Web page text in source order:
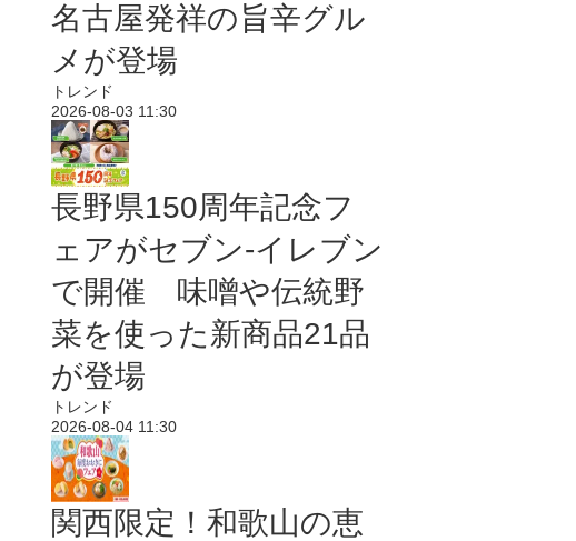
名古屋発祥の旨辛グル
メが登場
トレンド
2026-08-03 11:30
長野県150周年記念フ
ェアがセブン-イレブン
で開催 味噌や伝統野
菜を使った新商品21品
が登場
トレンド
2026-08-04 11:30
関西限定！和歌山の恵